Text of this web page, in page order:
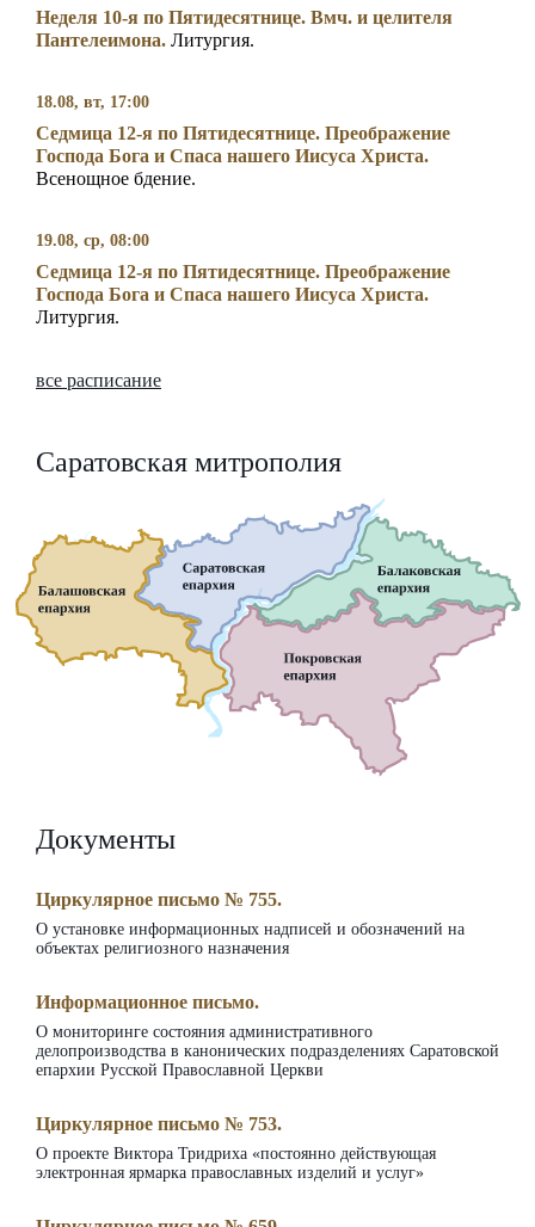
Неделя 10-я по Пятидесятнице. Вмч. и целителя
Пантелеимона. Литургия.
18.08, вт, 17:00
Седмица 12-я по Пятидесятнице. Преображение
Господа Бога и Спаса нашего Иисуса Христа.
Всенощное бдение.
19.08, ср, 08:00
Седмица 12-я по Пятидесятнице. Преображение
Господа Бога и Спаса нашего Иисуса Христа.
Литургия.
все расписание
Документы
Циркулярное письмо № 755.
О установке информационных надписей и обозначений на
объектах религиозного назначения
Информационное письмо.
О мониторинге состояния административного
делопроизводства в канонических подразделениях Саратовской
епархии Русской Православной Церкви
Циркулярное письмо № 753.
О проекте Виктора Тридриха «постоянно действующая
электронная ярмарка православных изделий и услуг»
Саратовская митрополия